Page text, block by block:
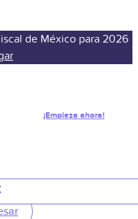
de México para 2026
¡Empieza ahora!